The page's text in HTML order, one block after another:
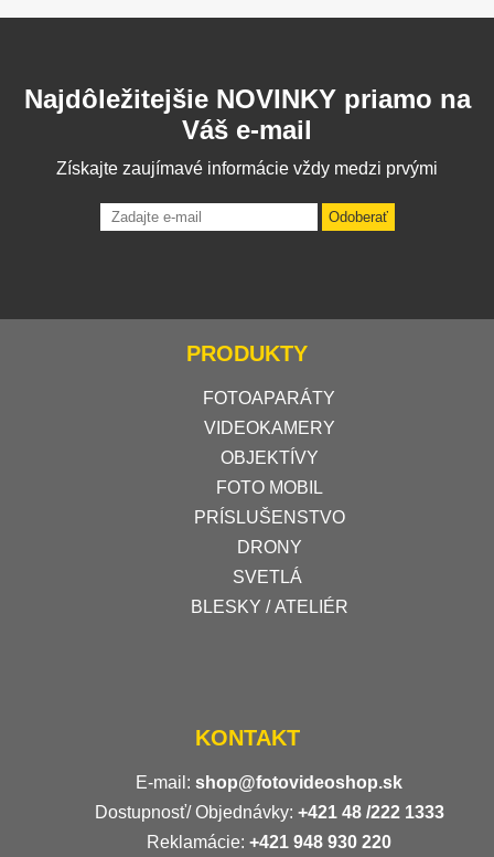
Najdôležitejšie NOVINKY priamo na
Váš e-mail
Získajte zaujímavé informácie vždy medzi prvými
Odoberať
PRODUKTY
FOTOAPARÁTY
VIDEOKAMERY
OBJEKTÍVY
FOTO MOBIL
PRÍSLUŠENSTVO
DRONY
SVETLÁ
BLESKY / ATELIÉR
KONTAKT
E-mail: shop@fotovideoshop.sk
Dostupnosť/ Objednávky: +421 48 /222 1333
Reklamácie: +421 948 930 220